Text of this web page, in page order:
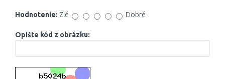
Hodnotenie: Zlé Dobré
Opište kód z obrázku: